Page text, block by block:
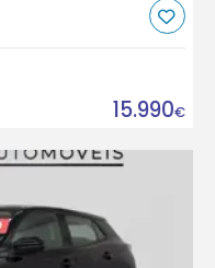
15.990€